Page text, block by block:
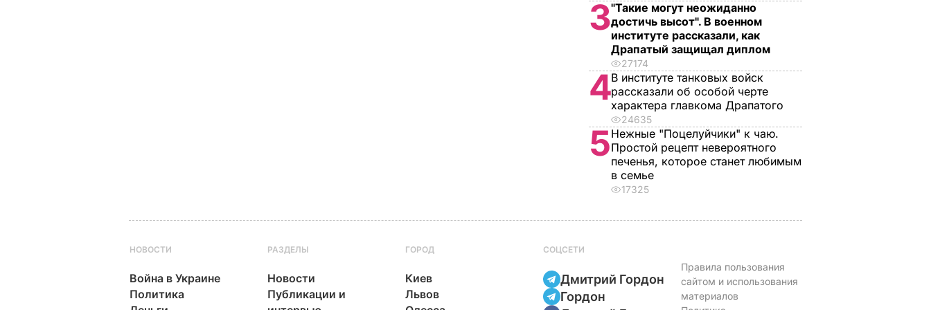
3"Такие могут неожиданно
достичь высот". В военном
институте рассказали, как
Драпатый защищал диплом
27174
4В институте танковых войск
рассказали об особой черте
характера главкома Драпатого
24635
5Нежные "Поцелуйчики" к чаю.
Простой рецепт невероятного
печенья, которое станет любимым
в семье
17325
НОВОСТИ
Война в Украине
Политика
РАЗДЕЛЫ
Новости
Публикации и
ГОРОД
Киев
Львов
СОЦСЕТИ
Дмитрий Гордон
Гордон
Правила пользования
сайтом и использования
материалов